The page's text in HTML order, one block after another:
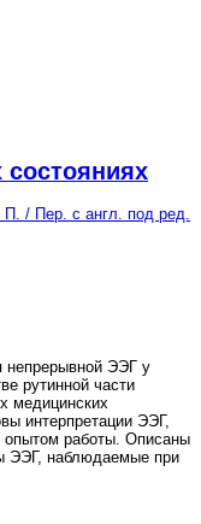
состояниях
/ Пер. с англ. под ред.
непрерывной ЭЭГ у
рутинной части
медицинских
интерпретации ЭЭГ,
работы. Описаны
ЭЭГ, наблюдаемые при